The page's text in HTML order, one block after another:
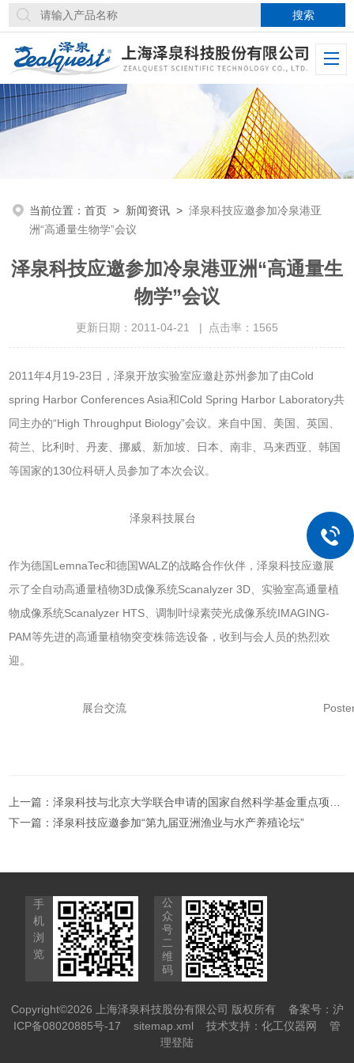
当前位置：首页 > 新闻资讯 >泽泉科技应邀参加冷泉港亚
洲“高通量生物学”会议
泽泉科技应邀参加冷泉港亚洲“高通量生
物学”会议
更新日期：2011-04-21 | 点击率：1565
2011年4月19-23日，泽泉开放实验室应邀赴苏州参加了由Cold
spring Harbor Conferences Asia和Cold Spring Harbor Laboratory共
同主办的“High Throughput Biology”会议。来自中国、美国、英国、
荷兰、比利时、丹麦、挪威、新加坡、日本、南非、马来西亚、韩国
等国家的130位科研人员参加了本次会议。
泽泉科技展台
作为德国LemnaTec和德国WALZ的战略合作伙伴，泽泉科技应邀展
示了全自动高通量植物3D成像系统Scanalyzer 3D、实验室高通量植
物成像系统Scanalyzer HTS、调制叶绿素荧光成像系统IMAGING-
PAM等先进的高通量植物突变株筛选设备，收到与会人员的热烈欢
迎。
展台交流
上一篇：泽泉科技与北京大学联合申请的国家自然科学基金重点项目获得资助
下一篇：泽泉科技应邀参加“第九届亚洲渔业与水产养殖论坛”
手
机
浏
览
公
众
号
二
维
码
Copyright©2026 上海泽泉科技股份有限公司 版权所有 备案号：沪
ICP备08020885号-17
sitemap.xml 技术支持： 化工仪器网
管
理登陆